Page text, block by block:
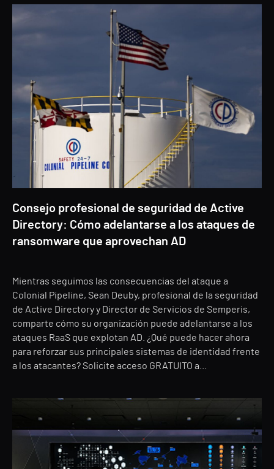
Consejo profesional de seguridad de Active
Directory: Cómo adelantarse a los ataques de
ransomware que aprovechan AD
Mientras seguimos las consecuencias del ataque a
Colonial Pipeline, Sean Deuby, profesional de la seguridad
de Active Directory y Director de Servicios de Semperis,
comparte cómo su organización puede adelantarse a los
ataques RaaS que explotan AD. ¿Qué puede hacer ahora
para reforzar sus principales sistemas de identidad frente
a los atacantes? Solicite acceso GRATUITO a...